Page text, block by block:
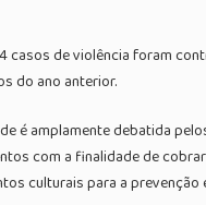
de violência foram
do ano anterior.
é amplamente debatida
com a finalidade de
culturais para a